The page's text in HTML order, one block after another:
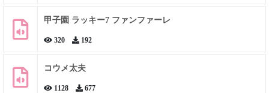
甲子園 ラッキー7 ファンファーレ
320 192
コウメ太夫
1128 677